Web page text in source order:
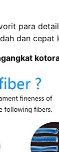
para
dan cepat